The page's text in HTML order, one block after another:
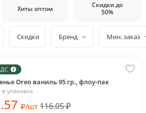
Хиты оптом
Скидки до
50%
Скидки Бренд Мин. заказ
Oreo ваниль 95 гр., флоу-пак
упаковке
.57 ₽/шт 116.05₽